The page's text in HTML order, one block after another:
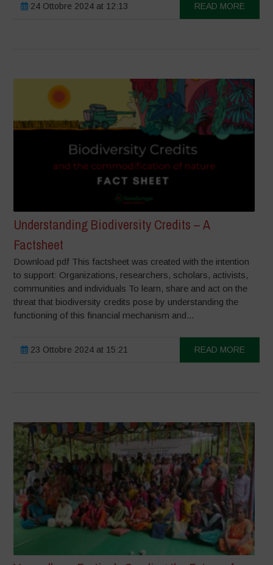
24 Ottobre 2024 at 12:13 READ MORE
Understanding Biodiversity Credits – A
Factsheet
Download pdf This factsheet was created with the intention
to support: Organizations, researchers, scholars, activists,
communities and individuals To learn, share and act on the
threat that biodiversity credits pose by understanding the
functioning of this financial mechanism and...
23 Ottobre 2024 at 15:21 READ MORE